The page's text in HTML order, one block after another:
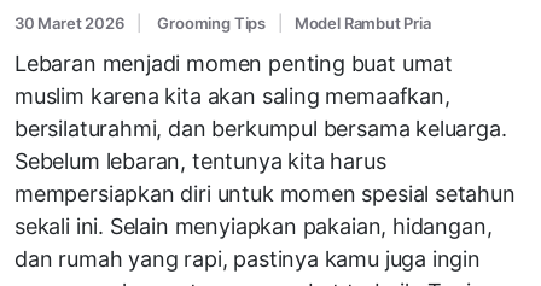
30 Maret 2026 Grooming Tips Model Rambut Pria
Lebaran menjadi momen penting buat umat
muslim karena kita akan saling memaafkan,
bersilaturahmi, dan berkumpul bersama keluarga.
Sebelum lebaran, tentunya kita harus
mempersiapkan diri untuk momen spesial setahun
sekali ini. Selain menyiapkan pakaian, hidangan,
dan rumah yang rapi, pastinya kamu juga ingin